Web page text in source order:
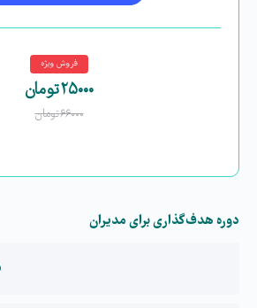
فروش ویژه
۲۵۰۰۰تومان
۶۶۰۰۰تومان
دوره هدف گذاری برای مدیران